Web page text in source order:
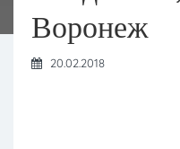
Воронеж
20.02.2018